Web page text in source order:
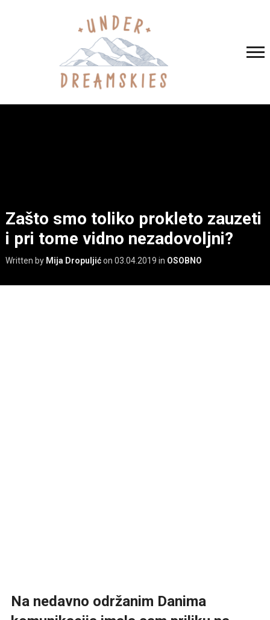
Zašto smo toliko prokleto zauzeti
i pri tome vidno nezadovoljni?
Written by Mija Dropuljićon 03.04.2019 in OSOBNO
Na nedavno održanim Danima